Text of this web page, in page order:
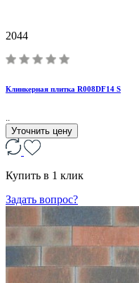
2044
Клинкерная плитка R008DF14 S
Уточнить цену
Купить в 1 клик
Задать вопрос?